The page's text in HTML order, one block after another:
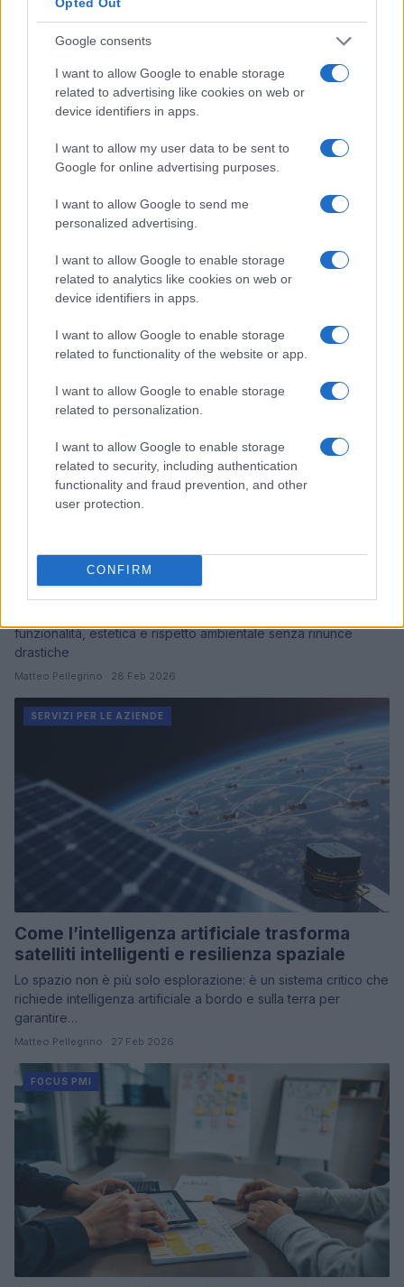
Google consents
I want to allow Google to enable storage
related to advertising like cookies on web or
device identifiers in apps.
I want to allow my user data to be sent to
Google for online advertising purposes.
I want to allow Google to send me
personalized advertising.
I want to allow Google to enable storage
related to analytics like cookies on web or
device identifiers in apps.
I want to allow Google to enable storage
related to functionality of the website or app.
I want to allow Google to enable storage
related to personalization.
I want to allow Google to enable storage
related to security, including authentication
functionality and fraud prevention, and other
user protection.
CONFIRM
Vivere il lifestyle del 2026: equilibrio,
sostenibilità e stile
Scopri pratiche quotidiane, scelte di moda e micro-rituali che
rendono il lifestyle del 2026 più sostenibile, piacevole e
personale
B2B NEWS
Capsule wardrobe sostenibile per il 2026:
guida pratica e realistica
funzionalità, estetica e rispetto ambientale senza rinunce
drastiche
Matteo Pellegrino · 28 Feb 2026
SERVIZI PER LE AZIENDE
Come l’intelligenza artificiale trasforma
satelliti intelligenti e resilienza spaziale
Lo spazio non è più solo esplorazione: è un sistema critico che
richiede intelligenza artificiale a bordo e sulla terra per
garantire…
Matteo Pellegrino · 27 Feb 2026
FOCUS PMI